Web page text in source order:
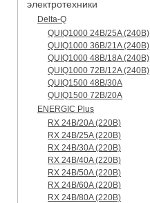
электротехники
Delta-Q
QUIQ1000 24B/25A (240B)
QUIQ1000 36B/21A (240B)
QUIQ1000 48B/18A (240B)
QUIQ1000 72B/12A (240B)
QUIQ1500 48B/30A
QUIQ1500 72B/20A
ENERGIC Plus
RX 24B/20A (220B)
RX 24B/25A (220B)
RX 24B/30A (220B)
RX 24B/40A (220B)
RX 24B/50A (220B)
RX 24B/60A (220B)
RX 24B/80A (220B)